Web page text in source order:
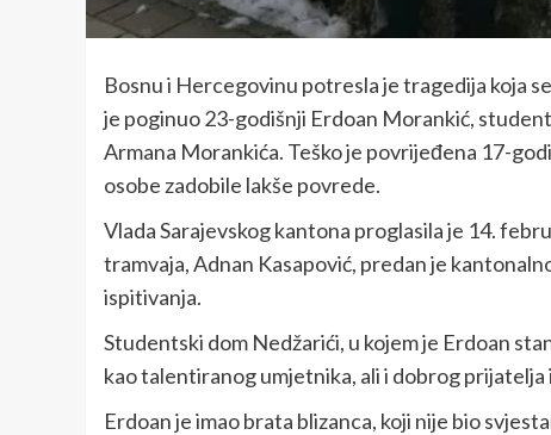
Bosnu i Hercegovinu potresla je tragedija koja
je poginuo 23-godišnji Erdoan Morankić,
Armana Morankića. Teško je povrijeđena 17-
osobe zadobile lakše povrede.
Vlada Sarajevskog kantona proglasila je 14.
tramvaja, Adnan Kasapović, predan je
ispitivanja.
Studentski dom Nedžarići, u kojem je Erdoan
kao talentiranog umjetnika, ali i dobrog prijatelja
Erdoan je imao brata blizanca, koji nije bio